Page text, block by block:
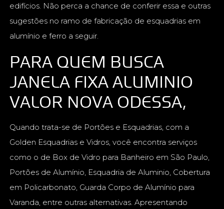
edifícios. Não perca a chance de conferir essa e outras
sugestões no ramo de fabricação de esquadrias em
alumínio e ferro a seguir.
PARA QUEM BUSCA
JANELA FIXA ALUMINIO
VALOR NOVA ODESSA,
Quando trata-se de Portões e Esquadrias, com a
Golden Esquadrias e Vidros, você encontra serviços
como o de Box de Vidro para Banheiro em São Paulo,
Portões de Alumínio, Esquadria de Aluminio, Cobertura
em Policarbonato, Guarda Corpo de Alumínio para
Varanda, entre outras alternativas. Apresentando